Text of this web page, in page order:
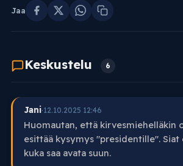
Jaa
Keskustelu 6
Jani·12.10.2025 12:46
Huomautan, että kirvesmiehelläkin
esittää kysymys "presidentille". Siat
kuka saa avata suun.